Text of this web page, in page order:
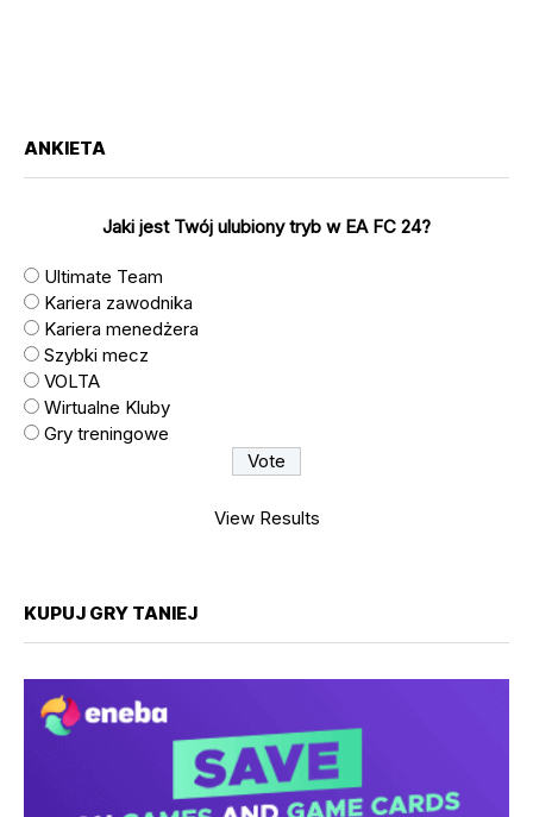
ANKIETA
Jaki jest Twój ulubiony tryb w EA FC 24?
Ultimate Team
Kariera zawodnika
Kariera menedżera
Szybki mecz
VOLTA
Wirtualne Kluby
Gry treningowe
View Results
KUPUJ GRY TANIEJ